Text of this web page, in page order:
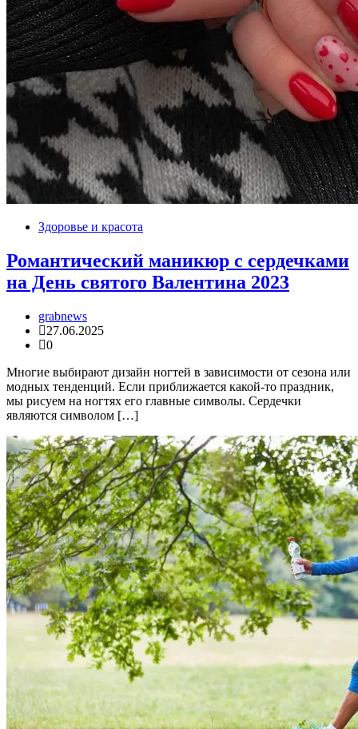
Здоровье и красота
Романтический маникюр с сердечками
на День святого Валентина 2023
grabnews
27.06.2025
0
Многие выбирают дизайн ногтей в зависимости от сезона или
модных тенденций. Если приближается какой-то праздник,
мы рисуем на ногтях его главные символы. Сердечки
являются символом […]